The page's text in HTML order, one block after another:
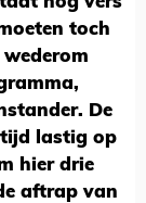
toch
De
lastig op
hier drie
aftrap van